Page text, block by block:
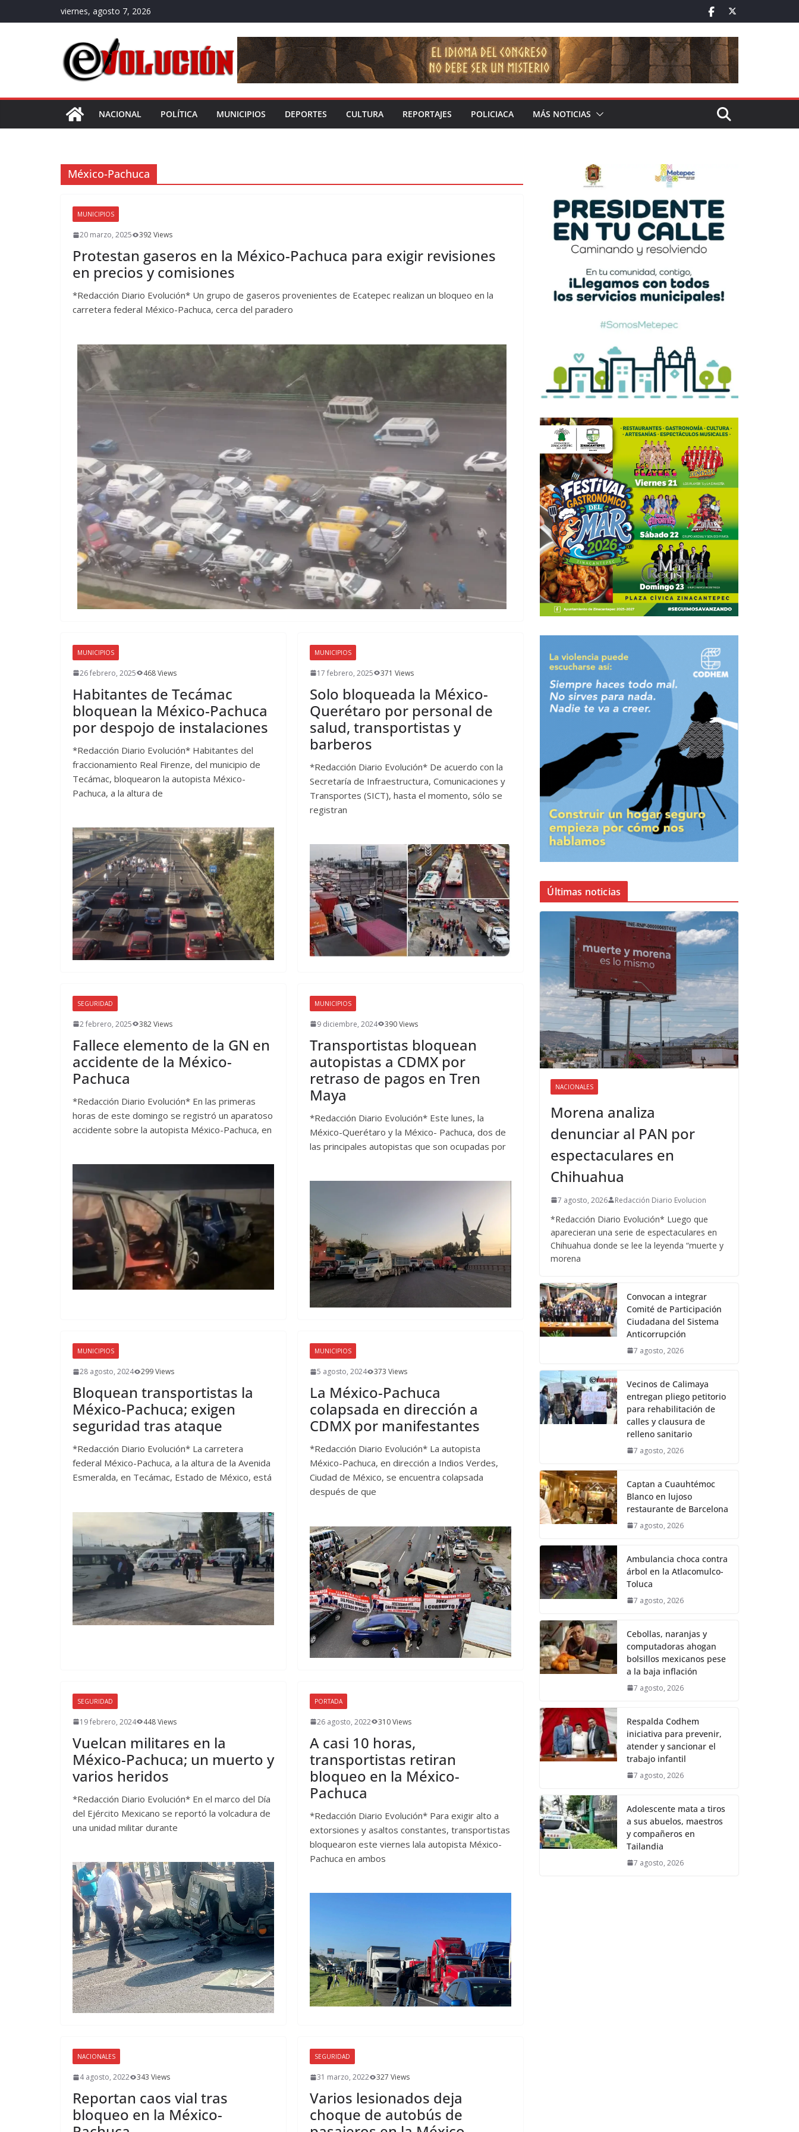
al
viernes, agosto 7, 2026
NACIONAL POLÍTICA MUNICIPIOS DEPORTES CULTURA REPORTAJES POLICIACA MÁS NOTICIAS
México-Pachuca
MUNICIPIOS
20 marzo, 2025 392 Views
Protestan gaseros en la México-Pachuca para exigir revisiones
en precios y comisiones
*Redacción Diario Evolución* Un grupo de gaseros provenientes de Ecatepec realizan un bloqueo en la
carretera federal México-Pachuca, cerca del paradero
MUNICIPIOS
26 febrero, 2025 468 Views
Habitantes de Tecámac
bloquean la México-Pachuca
por despojo de instalaciones
*Redacción Diario Evolución* Habitantes del
fraccionamiento Real Firenze, del municipio de
Tecámac, bloquearon la autopista México-
Pachuca, a la altura de
MUNICIPIOS
17 febrero, 2025 371 Views
Solo bloqueada la México-
Querétaro por personal de
salud, transportistas y
barberos
*Redacción Diario Evolución* De acuerdo con la
Secretaría de Infraestructura, Comunicaciones y
Transportes (SICT), hasta el momento, sólo se
registran
SEGURIDAD
2 febrero, 2025 382 Views
Fallece elemento de la GN en
accidente de la México-
Pachuca
*Redacción Diario Evolución* En las primeras
horas de este domingo se registró un aparatoso
accidente sobre la autopista México-Pachuca, en
MUNICIPIOS
9 diciembre, 2024 390 Views
Transportistas bloquean
autopistas a CDMX por
retraso de pagos en Tren
Maya
*Redacción Diario Evolución* Este lunes, la
México-Querétaro y la México- Pachuca, dos de
las principales autopistas que son ocupadas por
MUNICIPIOS
28 agosto, 2024 299 Views
Bloquean transportistas la
México-Pachuca; exigen
seguridad tras ataque
*Redacción Diario Evolución* La carretera
federal México-Pachuca, a la altura de la Avenida
Esmeralda, en Tecámac, Estado de México, está
MUNICIPIOS
5 agosto, 2024 373 Views
La México-Pachuca
colapsada en dirección a
CDMX por manifestantes
*Redacción Diario Evolución* La autopista
México-Pachuca, en dirección a Indios Verdes,
Ciudad de México, se encuentra colapsada
después de que
SEGURIDAD
19 febrero, 2024 448 Views
Vuelcan militares en la
México-Pachuca; un muerto y
varios heridos
*Redacción Diario Evolución* En el marco del Día
del Ejército Mexicano se reportó la volcadura de
una unidad militar durante
PORTADA
26 agosto, 2022 310 Views
A casi 10 horas,
transportistas retiran
bloqueo en la México-
Pachuca
*Redacción Diario Evolución* Para exigir alto a
extorsiones y asaltos constantes, transportistas
bloquearon este viernes lala autopista México-
Pachuca en ambos
NACIONALES
4 agosto, 2022 343 Views
Reportan caos vial tras
bloqueo en la México-
SEGURIDAD
31 marzo, 2022 327 Views
Varios lesionados deja
choque de autobús de
Últimas noticias
NACIONALES
Morena analiza
denunciar al PAN por
espectaculares en
Chihuahua
7 agosto, 2026 Redacción Diario Evolucion
*Redacción Diario Evolución* Luego que
aparecieran una serie de espectaculares en
Chihuahua donde se lee la leyenda “muerte y
morena
Convocan a integrar
Comité de Participación
Ciudadana del Sistema
Anticorrupción
7 agosto, 2026
Vecinos de Calimaya
entregan pliego petitorio
para rehabilitación de
calles y clausura de
relleno sanitario
7 agosto, 2026
Captan a Cuauhtémoc
Blanco en lujoso
restaurante de Barcelona
7 agosto, 2026
Ambulancia choca contra
árbol en la Atlacomulco-
Toluca
7 agosto, 2026
Cebollas, naranjas y
computadoras ahogan
bolsillos mexicanos pese
a la baja inflación
7 agosto, 2026
Respalda Codhem
iniciativa para prevenir,
atender y sancionar el
trabajo infantil
7 agosto, 2026
Adolescente mata a tiros
a sus abuelos, maestros
y compañeros en
Tailandia
7 agosto, 2026